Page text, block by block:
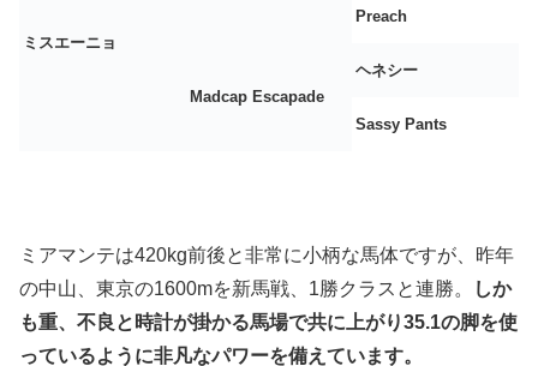
ミスエーニョ
Preach
Madcap Escapade
ヘネシー
Sassy Pants
ミアマンテは420kg前後と非常に小柄な馬体ですが、昨年
の中山、東京の1600mを新馬戦、1勝クラスと連勝。
しか
も重、不良と時計が掛かる馬場で共に上がり35.1の脚を使
っているように非凡なパワーを備えています。